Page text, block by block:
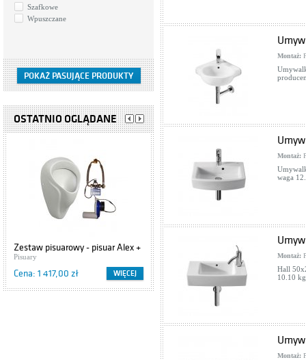
Szafkowe
Wpuszczane
OSTATNIO OGLĄDANE
Zestaw pisuarowy - pisuar Alex +
termiczny system spłukujący
zasilany na baterię
Pisuary
Cena: 1 417,00 zł WIĘCEJ
Montaż:
Montaż:
waga
Montaż:
Hall
10.10
Montaż: